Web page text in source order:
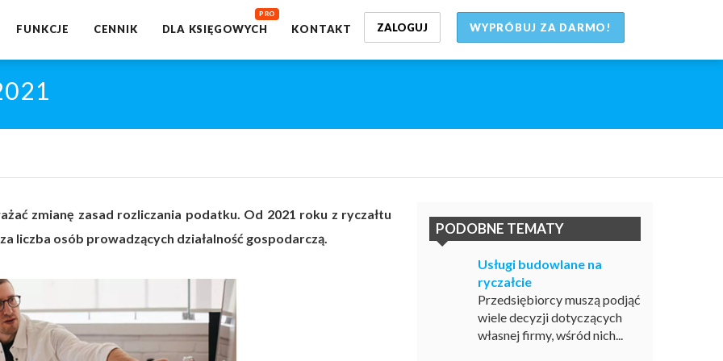
WYPRÓBUJ ZA DARMO!
ZALOGUJ
FUNKCJE CENNIK DLA KSIĘGOWYCH KONTAKT
zmianę zasad rozliczania podatku. Od 2021 roku z ryczałtu
liczba osób prowadzących działalność gospodarczą.
PODOBNE TEMATY
Usługi budowlane na
ryczałcie
Przedsiębiorcy muszą podjąć
wiele decyzji dotyczących
własnej firmy, wśród nich...